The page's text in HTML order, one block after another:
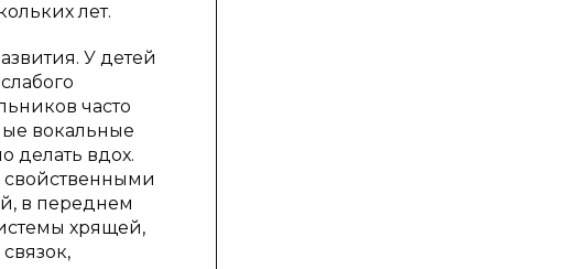
лет.
У детей
часто
вокальные
делать вдох.
свойственными
в переднем
хрящей,